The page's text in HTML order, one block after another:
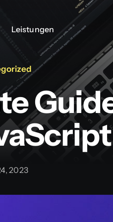
Leistungen
Leistungen
2023